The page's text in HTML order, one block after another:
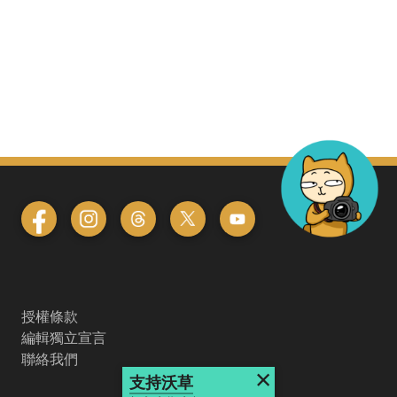
授權條款
編輯獨立宣言
聯絡我們
支持沃草 ×